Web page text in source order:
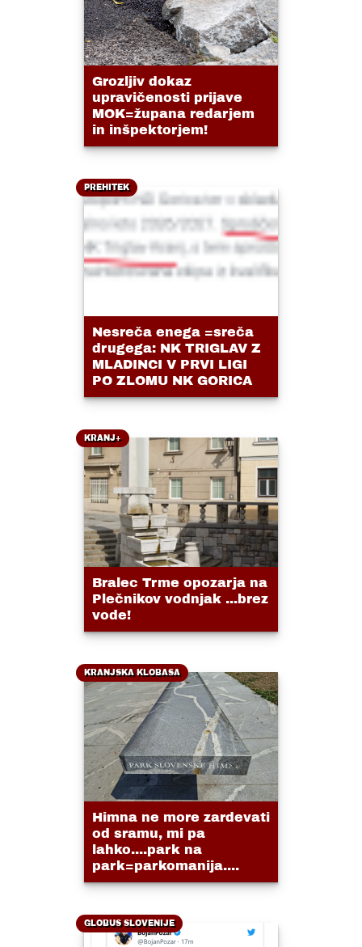
Grozljiv dokaz
upravičenosti prijave
MOK=župana redarjem
in inšpektorjem!
PREHITEK
Nesreča enega =sreča
drugega: NK TRIGLAV Z
MLADINCI V PRVI LIGI
PO ZLOMU NK GORICA
KRANJ+
Bralec Trme opozarja na
Plečnikov vodnjak ...brez
vode!
KRANJSKA KLOBASA
Himna ne more zardevati
od sramu, mi pa
lahko....park na
park=parkomanija....
GLOBUS SLOVENIJE